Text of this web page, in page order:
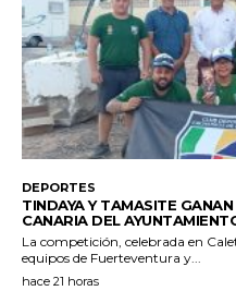
DEPORTES
TINDAYA Y TAMASITE
CANARIA DEL
La competición, celebrada en
equipos de Fuerteventura y...
hace 21 horas